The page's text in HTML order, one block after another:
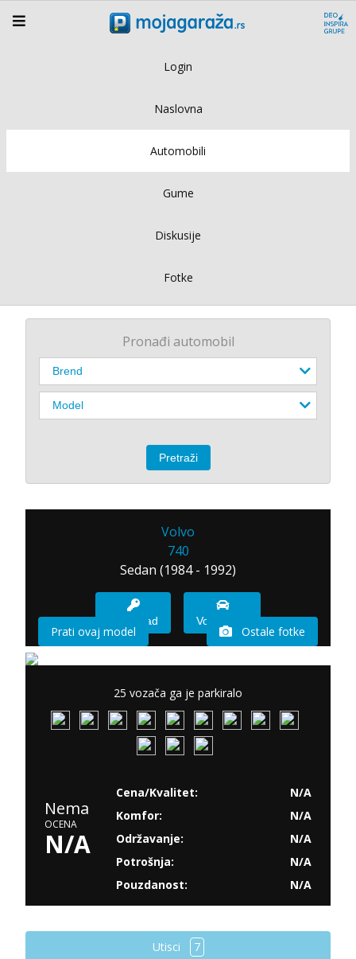
Login
Naslovna
Automobili
Gume
Diskusije
Fotke
Pronađi automobil
Volvo
740
Sedan (1984 - 1992)
Imam sad Vozio sam
Prati ovaj model Ostale fotke
25 vozača ga je parkiralo
Nema
OCENA
N/A
Cena/Kvalitet:
N/A
Komfor:
N/A
Održavanje:
N/A
Potrošnja:
N/A
Pouzdanost:
N/A
Utisci 7